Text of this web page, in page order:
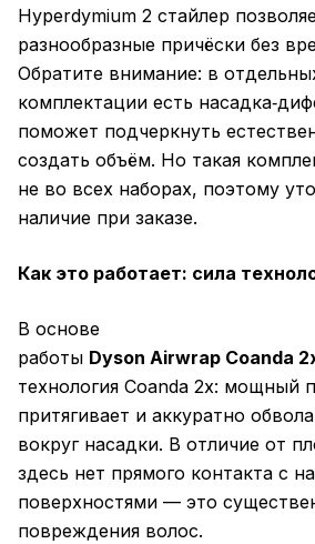
Hyperdymium 2 стайлер
разнообразные причёски без
Обратите внимание: в
комплектации есть
поможет подчеркнуть
создать объём. Но такая
не во всех наборах, поэтому
наличие при заказе.
Как это работает: сила
В основе
работы Dyson Airwrap Coanda
технология Coanda 2x: мощный
притягивает и аккуратно
вокруг насадки. В отличие от
здесь нет прямого контакта с
поверхностями — это
повреждения волос.